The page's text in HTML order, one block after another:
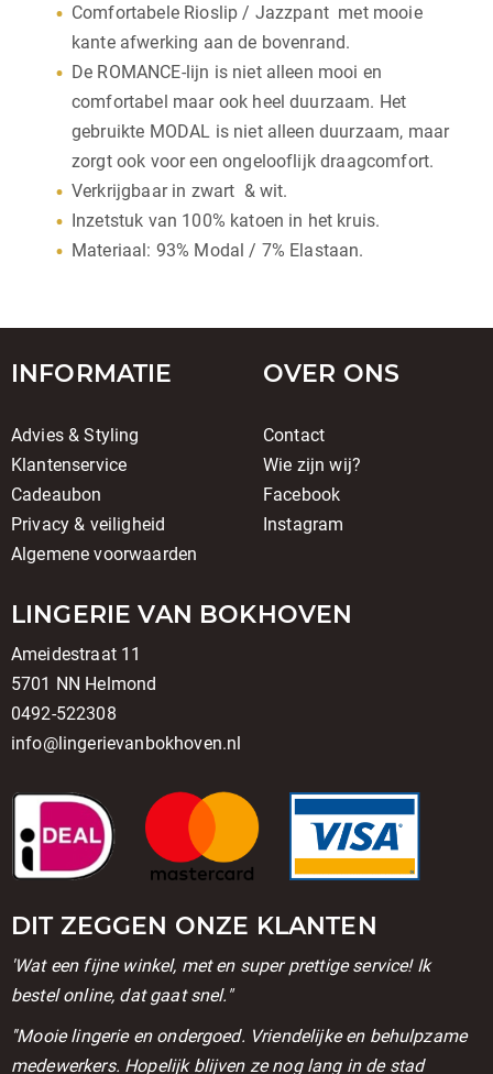
Comfortabele Rioslip / Jazzpant met mooie
kante afwerking aan de bovenrand.
De ROMANCE-lijn is niet alleen mooi en
comfortabel maar ook heel duurzaam. Het
gebruikte MODAL is niet alleen duurzaam, maar
zorgt ook voor een ongelooflijk draagcomfort.
Verkrijgbaar in zwart & wit.
Inzetstuk van 100% katoen in het kruis.
Materiaal: 93% Modal / 7% Elastaan.
INFORMATIE
Advies & Styling
Klantenservice
Cadeaubon
Privacy & veiligheid
Algemene voorwaarden
OVER ONS
Contact
Wie zijn wij?
Facebook
Instagram
LINGERIE VAN BOKHOVEN
Ameidestraat 11
5701 NN Helmond
0492-522308
info@lingerievanbokhoven.nl
DIT ZEGGEN ONZE KLANTEN
'Wat een fijne winkel, met en super prettige service! Ik
bestel online, dat gaat snel."
''Mooie lingerie en ondergoed. Vriendelijke en behulpzame
medewerkers. Hopelijk blijven ze nog lang in de stad